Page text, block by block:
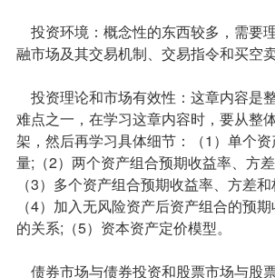
投资环境：概念性的东西较多，需要
融市场及其交易机制、交易指令和买空卖
投资理论和市场有效性：这章内容是
难点之一，在学习这章内容时，要从整
架，然后再学习具体细节：（1）单个
量;（2）两个资产组合预期收益率、方
（3）多个资产组合预期收益率、方差
（4）加入无风险资产后资产组合的预
的关系;（5）资本资产定价模型。
债券市场与债券投资和股票市场与股